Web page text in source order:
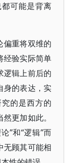
可能是背离
偏重将双维的
经验实际简单
逻辑上前后的
身的表达，实
的是西方的
更加如此。
”和“逻辑”而
无顾其可能相